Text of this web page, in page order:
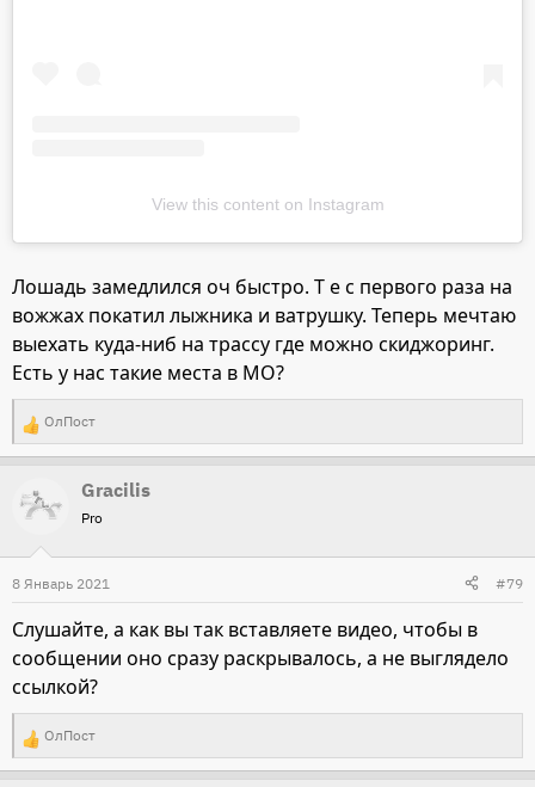
View this content on Instagram
Лошадь замедлился оч быстро. Т е с первого раза на
вожжах покатил лыжника и ватрушку. Теперь мечтаю
выехать куда-ниб на трассу где можно скиджоринг.
Есть у нас такие места в МО?
Р
е
а
к
и
и
:
ОлПост
Gracilis
Pro
8 Январь 2021 #79
Слушайте, а как вы так вставляете видео, чтобы в
сообщении оно сразу раскрывалось, а не выглядело
ссылкой?
Р
е
ОлПост